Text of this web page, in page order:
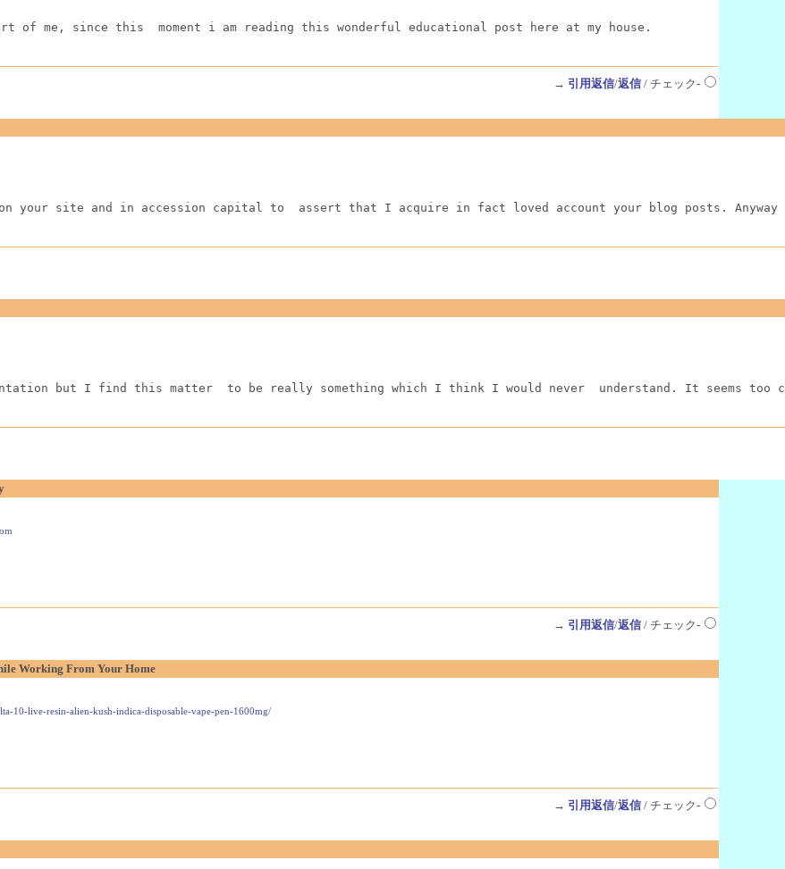
of me, since this  moment i am reading this wonderful educational post here at my house.
→ 引用返信/返信/ チェック-
your site and in accession capital to  assert that I acquire in fact loved account your blog posts.
but I find this matter  to be really something which I think I would never  understand. It seems
→ 引用返信/返信/ チェック-
Working From Your Home
10-live-resin-alien-kush-indica-disposable-vape-pen-1600mg/
→ 引用返信/返信/ チェック-